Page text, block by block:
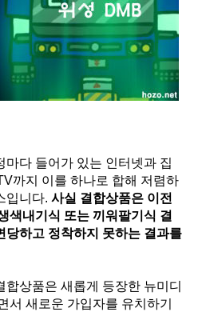
마다 들어가 있는 인터넷과 집
까지 이를 하나로 합해 저렴하
입니다. 사실 결합상품은 이전
색내기식 또는 끼워팔기식 결
당하고 정착하지 못하는 결과를
상품은 새롭게 등장한 뉴미디
서 새로운 가입자를 유치하기